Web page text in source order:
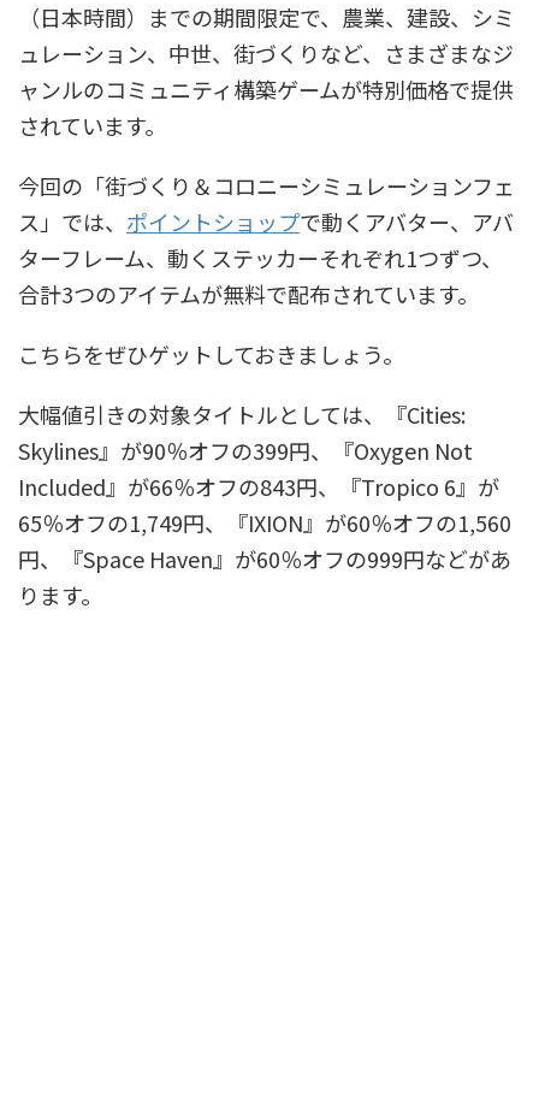
（日本時間）までの期間限定で、農業、建設、シミ
ュレーション、中世、街づくりなど、さまざまなジ
ャンルのコミュニティ構築ゲームが特別価格で提供
されています。
今回の「街づくり＆コロニーシミュレーションフェ
ス」では、 ポイントショップで動くアバター、アバ
ターフレーム、動くステッカーそれぞれ1つずつ、
合計3つのアイテムが無料で配布されています。
こちらをぜひゲットしておきましょう。
大幅値引きの対象タイトルとしては、『Cities:
Skylines』が90％オフの399円、『Oxygen Not
Included』が66％オフの843円、『Tropico 6』が
65％オフの1,749円、『IXION』が60％オフの1,560
円、『Space Haven』が60％オフの999円などがあ
ります。